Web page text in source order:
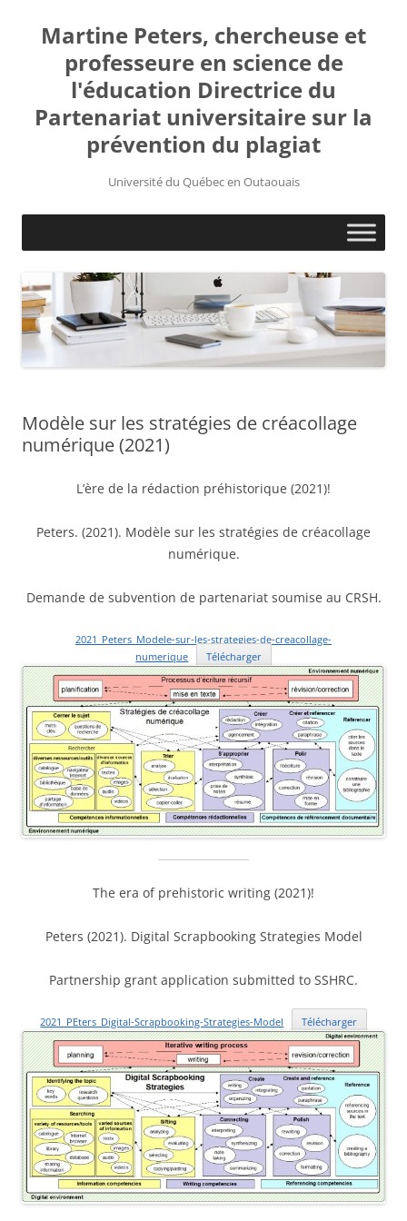
Martine Peters, chercheuse et
professeure en science de
l'éducation Directrice du
Partenariat universitaire sur la
prévention du plagiat
Université du Québec en Outaouais
Aller
Modèle sur les stratégies de créacollage
numérique (2021)
L’ère de la rédaction préhistorique (2021)!
Peters. (2021). Modèle sur les stratégies de créacollage
numérique.
Demande de subvention de partenariat soumise au CRSH.
2021_Peters_Modele-sur-les-strategies-de-creacollage-
numerique
Télécharger
The era of prehistoric writing (2021)!
Peters (2021). Digital Scrapbooking Strategies Model
Partnership grant application submitted to SSHRC.
2021_PEters_Digital-Scrapbooking-Strategies-Model Télécharger